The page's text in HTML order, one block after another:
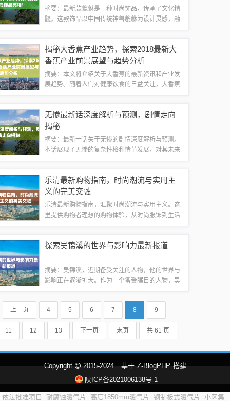
摘要：最新款貔貅是一种时尚饰品，传承了文化精
髓。这款饰品以中国传统神兽貔貅为设计灵感，融
貔貅的出现，让人们可以在佩戴中感受到传统...
揭秘大香蕉产业趋势，探索2018最新大
香蕉产业前景展望与趋势分析
摘要：本文将介绍关于大香蕉的最新资讯和产业发
展趋势。随着人们对健康饮食的日益关注，大香蕉
术创新等方面。通过阅读本文，读者将了解大香...
无惨最新话深度解析与预测，剧情走向
揭秘
摘要：最新一话关于无惨的剧情深度解析与预测。
本话展现了无惨的复杂性格和情节发展，对其未来
也指出了本话中的悬念和可能的转折，引发了...
乐清最新购物指南，时尚潮流与实用主
义的完美交融
乐清最新购物指南，汇聚时尚潮流与实用主义。这
里提供购物者理想的购物体验，从时尚服饰到生活
享受愉悦的购物之旅。一、乐清最新购物场所乐...
探索吴锦溪的世界与影响力最新报道
摘要：吴锦溪，近期备受关注的人物，他的世界与
影响正在逐渐扩大。作为一个备受瞩目的人物，吴
旨在探索吴锦溪的世界和他所产生的影响，展现他
的成就和贡献。才华与贡献的闪耀之星导读：...
上一页 4 5 6 7 8 9
11 12 13 下一页 末页 共 61 页
Copyright 2015-2024 基于 Z-BlogPHP 搭建
陕ICP备2021006138号-1
依法批准项目 耐腐蚀暖气片 高度1850mm暖气片 钢制板式暖气片 小区集